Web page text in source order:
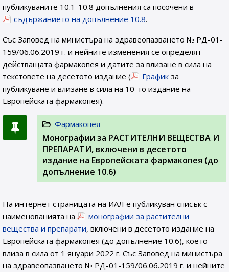
публикуваните 10.1-10.8 допълнения са посочени в
съдържанието на допълнение 10.8.
Със Заповед на министъра на здравеопазването № РД-01-
159/06.06.2019 г. и нейните изменения се определят
действащата фармакопея и датите за влизане в сила на
текстовете на десетото издание (
График за
публикуване и влизане в сила на 10-то издание на
Европейската фармакопея).
Фармакопея
Монографии за РАСТИТЕЛНИ ВЕЩЕСТВА И
ПРЕПАРАТИ, включени в десетото
издание на Европейската фармакопея (до
допълнение 10.6)
На интернет страницата на ИАЛ e публикуван списък с
наименованията на
монографии за растителни
вещества и препарати, включени в десетото издание на
Европейската фармакопея (до допълнение 10.6), което
влиза в сила от 1 януари 2022 г. Със Заповед на министъра
на здравеопазването № РД-01-159/06.06.2019 г. и нейните